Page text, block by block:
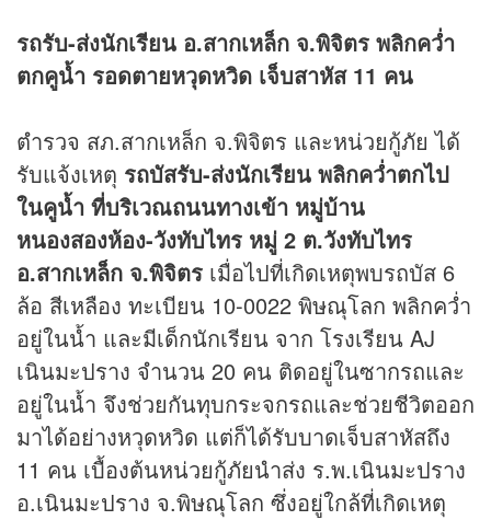
รถรับ-ส่งนักเรียน อ.สากเหล็ก จ.พิจิตร พลิกคว่ำ
ตกคูน้ำ รอดตายหวุดหวิด เจ็บสาหัส 11 คน
ตำรวจ สภ.สากเหล็ก จ.พิจิตร และหน่วยกู้ภัย ได้
รับแจ้งเหตุ รถบัสรับ-ส่งนักเรียน พลิกคว่ำตกไป
ในคูน้ำ ที่บริเวณถนนทางเข้า หมู่บ้าน
หนองสองห้อง-วังทับไทร หมู่ 2 ต.วังทับไทร
อ.สากเหล็ก จ.พิจิตร เมื่อไปที่เกิดเหตุพบรถบัส 6
ล้อ สีเหลือง ทะเบียน 10-0022 พิษณุโลก พลิกคว่ำ
อยู่ในน้ำ และมีเด็กนักเรียน จาก โรงเรียน AJ
เนินมะปราง จำนวน 20 คน ติดอยู่ในซากรถและ
อยู่ในน้ำ จึงช่วยกันทุบกระจกรถและช่วยชีวิตออก
มาได้อย่างหวุดหวิด แต่ก็ได้รับบาดเจ็บสาหัสถึง
11 คน เบื้องต้นหน่วยกู้ภัยนำส่ง ร.พ.เนินมะปราง
อ.เนินมะปราง จ.พิษณุโลก ซึ่งอยู่ใกล้ที่เกิดเหตุ